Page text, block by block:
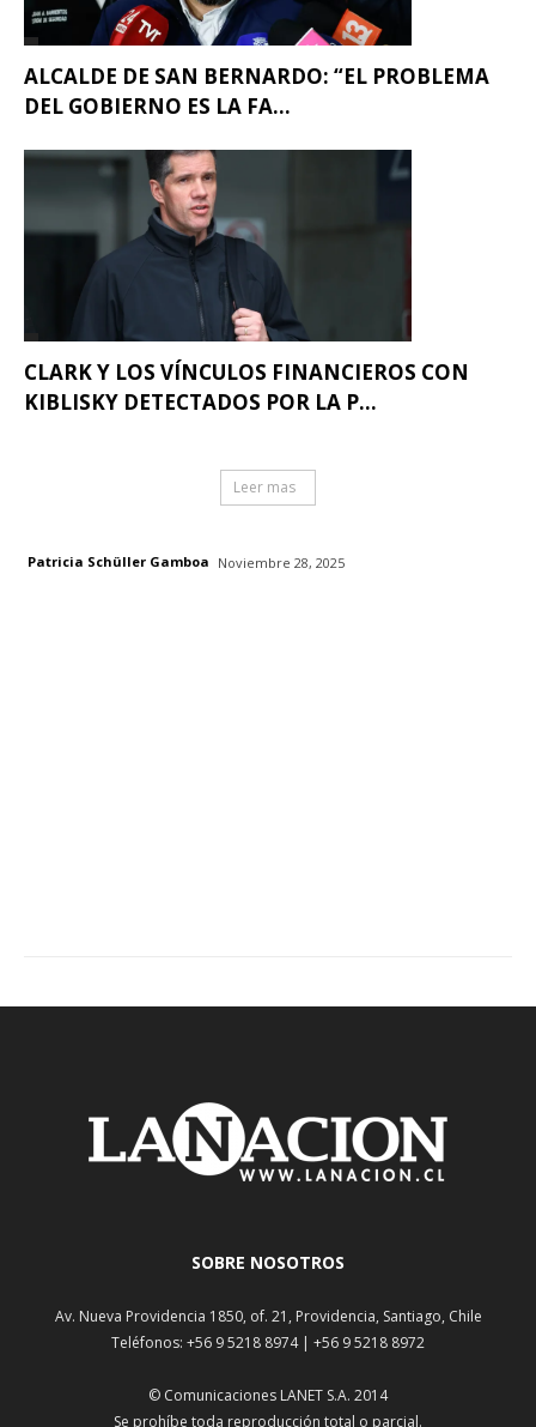
ALCALDE DE SAN BERNARDO: “EL PROBLEMA
DEL GOBIERNO ES LA FA...
CLARK Y LOS VÍNCULOS FINANCIEROS CON
KIBLISKY DETECTADOS POR LA P...
Leer mas
Patricia Schüller Gamboa Noviembre 28, 2025
SOBRE NOSOTROS
Av. Nueva Providencia 1850, of. 21, Providencia, Santiago, Chile
Teléfonos: +56 9 5218 8974 | +56 9 5218 8972
© Comunicaciones LANET S.A. 2014
Se prohíbe toda reproducción total o parcial.